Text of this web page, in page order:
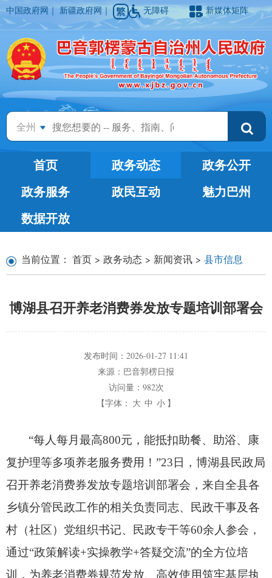
中国政府网 ｜新疆政府网 ｜ 无障碍 新媒体矩阵
全州
首页 政务动态
政务公开
政务服务
政民互动
魅力巴州
数据开放
当前位置： 首页 > 政务动态 > 新闻资讯 > 县市信息
博湖县召开养老消费券发放专题培训部署会
发布时间： 2026-01-27 11:41
来源： 巴音郭楞日报
访问量： 982次
【字体： 大 中 小 】
“每人每月最高800元，能抵扣助餐、 助浴、 康
复护理等多项养老服务费用！ ”23日， 博湖县民政局
召开养老消费券发放专题培训部署会， 来自全县各
乡镇分管民政工作的相关负责同志、
民政干事及各
村（社区）党组织书记、
民政专干等60余人参会，
通过“政策解读+实操教学+答疑交流”的全方位培
训， 为养老消费券规范发放、 高效使用筑牢基层执